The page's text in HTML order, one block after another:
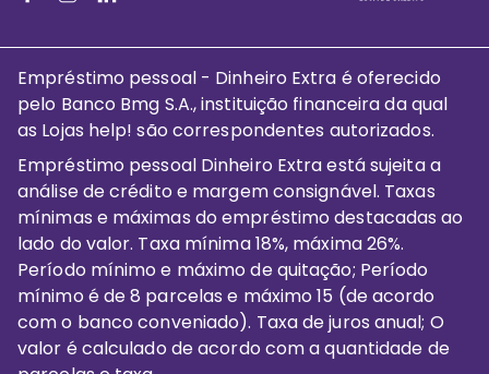
Empréstimo pessoal - Dinheiro Extra é oferecido
pelo Banco Bmg S.A., instituição financeira da qual
as Lojas help! são correspondentes autorizados.
Empréstimo pessoal Dinheiro Extra está sujeita a
análise de crédito e margem consignável. Taxas
mínimas e máximas do empréstimo destacadas ao
lado do valor. Taxa mínima 18%, máxima 26%.
Período mínimo e máximo de quitação; Período
mínimo é de 8 parcelas e máximo 15 (de acordo
com o banco conveniado). Taxa de juros anual; O
valor é calculado de acordo com a quantidade de